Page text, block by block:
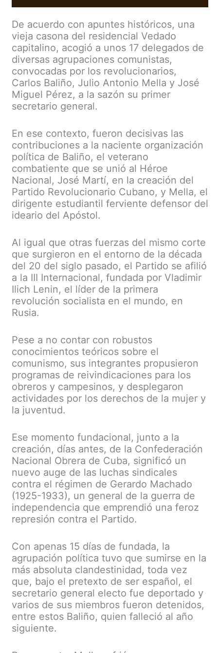
De acuerdo con apuntes históricos, una
vieja casona del residencial Vedado
capitalino, acogió a unos 17 delegados de
diversas agrupaciones comunistas,
convocadas por los revolucionarios,
Carlos Baliño, Julio Antonio Mella y José
Miguel Pérez, a la sazón su primer
secretario general.
En ese contexto, fueron decisivas las
contribuciones a la naciente organización
política de Baliño, el veterano
combatiente que se unió al Héroe
Nacional, José Martí, en la creación del
Partido Revolucionario Cubano, y Mella, el
dirigente estudiantil ferviente defensor del
ideario del Apóstol.
Al igual que otras fuerzas del mismo corte
que surgieron en el entorno de la década
del 20 del siglo pasado, el Partido se afilió
a la III Internacional, fundada por Vladimir
Ilich Lenin, el líder de la primera
revolución socialista en el mundo, en
Rusia.
Pese a no contar con robustos
conocimientos teóricos sobre el
comunismo, sus integrantes propusieron
programas de reivindicaciones para los
obreros y campesinos, y desplegaron
actividades por los derechos de la mujer y
la juventud.
Ese momento fundacional, junto a la
creación, días antes, de la Confederación
Nacional Obrera de Cuba, significó un
nuevo auge de las luchas sindicales
contra el régimen de Gerardo Machado
(1925-1933), un general de la guerra de
independencia que emprendió una feroz
represión contra el Partido.
Con apenas 15 días de fundada, la
agrupación política tuvo que sumirse en la
más absoluta clandestinidad, toda vez
que, bajo el pretexto de ser español, el
secretario general electo fue deportado y
varios de sus miembros fueron detenidos,
entre estos Baliño, quien falleció al año
siguiente.